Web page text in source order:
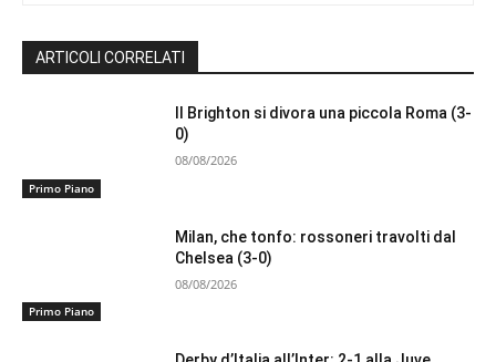
ARTICOLI CORRELATI
Primo Piano
Il Brighton si divora una piccola Roma (3-
0)
08/08/2026
Primo Piano
Milan, che tonfo: rossoneri travolti dal
Chelsea (3-0)
08/08/2026